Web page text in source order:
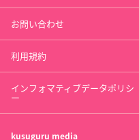
お問い合わせ
利用規約
インフォマティブデータポリシ
ー
kusuguru media